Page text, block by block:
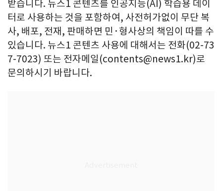
받습니다. 뉴스1 콘텐츠를 인공지능(AI) 학습용 데이
터로 사용하는 것을 포함하여, 사전허가없이 무단 복
사, 배포, 전재, 판매하면 민·형사상의 책임이 따를 수
있습니다. 뉴스1 콘텐츠 사용에 대해서는 전화(02-73
7-7023) 또는 전자메일(contents@news1.kr)로
문의하시기 바랍니다.